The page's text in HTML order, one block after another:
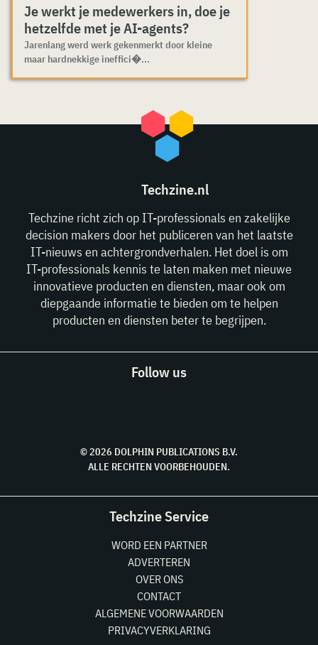
Je werkt je medewerkers in, doe je
hetzelfde met je AI-agents?
Jarenlang werd werk gekenmerkt door kleine
maar hardnekkige ineffici�...
Techzine.nl
Techzine richt zich op IT-professionals en zakelijke
decision makers door het publiceren van het laatste
IT-nieuws en achtergrondverhalen. Het doel is om
IT-professionals kennis te laten maken met nieuwe
innovatieve producten en diensten, maar ook om
diepgaande informatie te bieden om te helpen
producten en diensten beter te begrijpen.
Follow us
© 2026 DOLPHIN PUBLICATIONS B.V.
ALLE RECHTEN VOORBEHOUDEN.
Techzine Service
WORD EEN PARTNER
ADVERTEREN
OVER ONS
CONTACT
ALGEMENE VOORWAARDEN
PRIVACYVERKLARING